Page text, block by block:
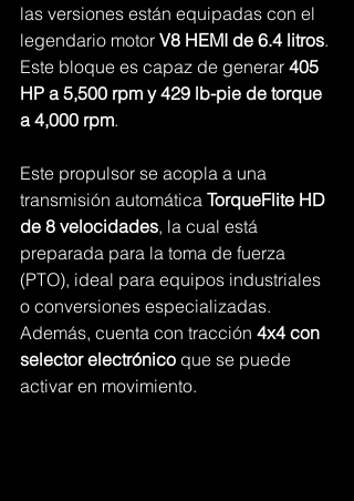
las versiones están equipadas con el
legendario motor V8 HEMI de 6.4 litros.
Este bloque es capaz de generar 405
HP a 5,500 rpm y 429 lb-pie de torque
a 4,000 rpm.
Este propulsor se acopla a una
transmisión automática TorqueFlite HD
de 8 velocidades, la cual está
preparada para la toma de fuerza
(PTO), ideal para equipos industriales
o conversiones especializadas.
Además, cuenta con tracción 4x4 con
selector electrónico que se puede
activar en movimiento.